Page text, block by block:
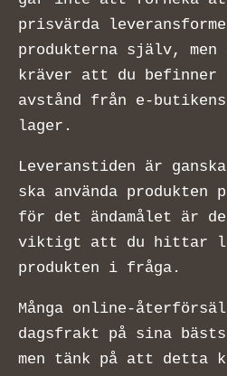
prisvärda
produkterna själv, men
kräver att du befinner
avstånd från e-butikens
lager.
Leveranstiden är
ska använda
för det ändamålet är
viktigt att du hittar
produkten i fråga.
Många online-
dagsfrakt på sina
men tänk på att detta